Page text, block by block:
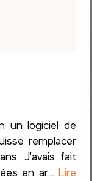
un logiciel de
remplacer
J'avais fait
en ar... Lire